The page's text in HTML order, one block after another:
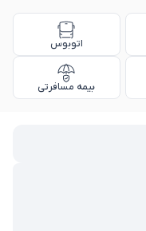
اتوبوس
بیمه مسافرتی